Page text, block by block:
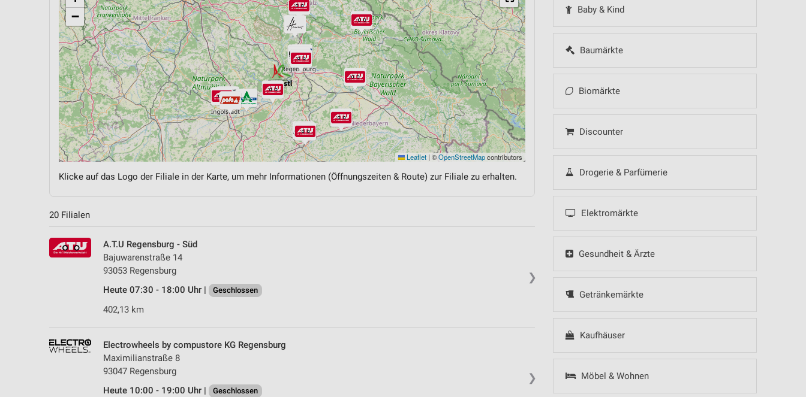
Baby & Kind
Baumärkte
Biomärkte
Discounter
Drogerie & Parfümerie
Elektromärkte
Gesundheit & Ärzte
Getränkemärkte
Kaufhäuser
Möbel & Wohnen
−
Leaflet | ©OpenStreetMapcontributors
Klicke auf das Logo der Filiale in der Karte, um mehr Informationen (Öffnungszeiten & Route) zur Filiale zu erhalten.
20 Filialen
❯
A.T.U Regensburg - Süd
Bajuwarenstraße 14
93053 Regensburg
Heute 07:30 - 18:00 Uhr |
Geschlossen
402,13 km
❯
Electrowheels by compustore KG Regensburg
Maximilianstraße 8
93047 Regensburg
Heute 10:00 - 19:00 Uhr |
Geschlossen